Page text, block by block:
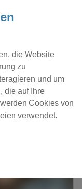
die Website
zu
und um
die auf Ihre
Cookies von
verwendet.
Profil